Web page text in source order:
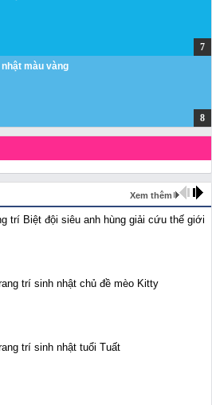
màu vàng
Xem thêm
trí Biệt đội siêu anh hùng giải cứu thế giới
trí sinh nhật chủ đề mèo Kitty
trí sinh nhật tuổi Tuất